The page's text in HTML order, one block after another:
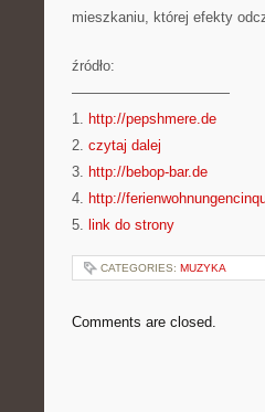
mieszkaniu, której efekty
źródło:
———————————
1. http://pepshmere.de
2. czytaj dalej
3. http://bebop-bar.de
4. http://
5. link do strony
CATEGORIES: MUZYKA
Comments are closed.